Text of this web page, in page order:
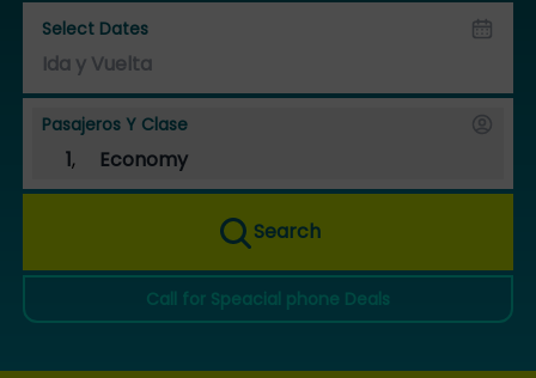
Select Dates
Pasajeros Y Clase
1, Economy
Search
Call for Speacial phone Deals